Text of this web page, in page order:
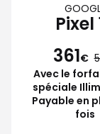
Pixel
361€
Avec le
spéciale
Payable en
fois